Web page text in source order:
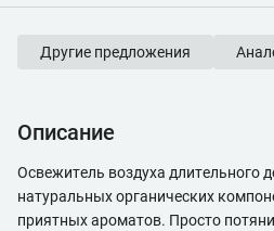
Другие предложения
Описание
Освежитель воздуха длительного
натуральных органических
приятных ароматов. Просто